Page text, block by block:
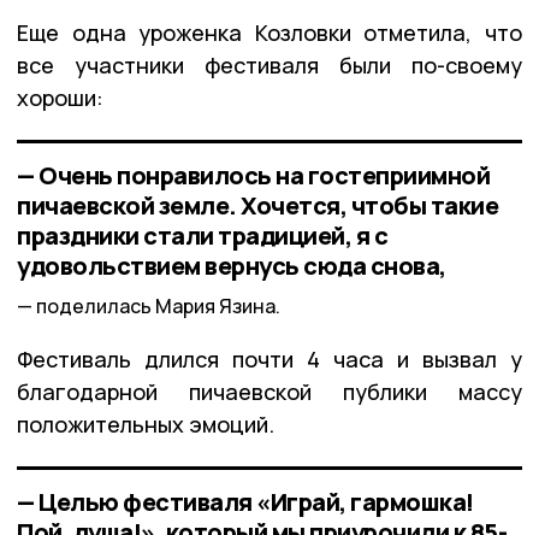
Еще одна уроженка Козловки отметила, что
все участники фестиваля были по-своему
хороши:
— Очень понравилось на гостеприимной
пичаевской земле. Хочется, чтобы такие
праздники стали традицией, я с
удовольствием вернусь сюда снова,
поделилась Мария Язина.
Фестиваль длился почти 4 часа и вызвал у
благодарной пичаевской публики массу
положительных эмоций.
— Целью фестиваля «Играй, гармошка!